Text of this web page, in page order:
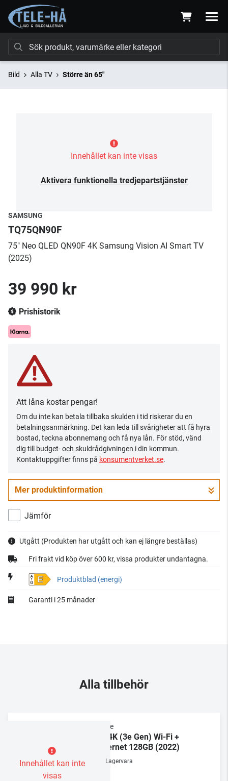
Bild Alla TV Större än 65"
Innehållet kan inte visas
Aktivera funktionella tredjepartstjänster
SAMSUNG
TQ75QN90F
75" Neo QLED QN90F 4K Samsung Vision AI Smart TV
(2025)
39 990 kr
Prishistorik
Att låna kostar pengar!
Om du inte kan betala tillbaka skulden i tid riskerar du en
betalningsanmärkning. Det kan leda till svårigheter att få hyra
bostad, teckna abonnemang och få nya lån. För stöd, vänd
dig till budget- och skuldrådgivningen i din kommun.
Kontaktuppgifter finns på konsumentverket.se.
Mer produktinformation
Jämför
Utgått (Produkten har utgått och kan ej längre beställas)
Fri frakt vid köp över 600 kr, vissa produkter undantagna.
E Produktblad (energi)
Garanti i 25 månader
Alla tillbehör
Innehållet kan inte
visas
Apple
TV 4K (3e Gen) Wi-Fi +
Ethernet 128GB (2022)
Lagervara